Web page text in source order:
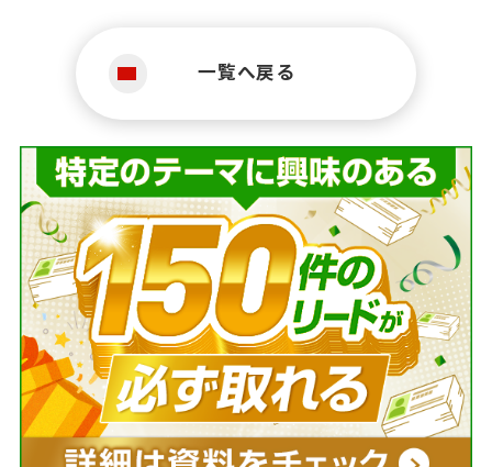
一覧へ戻る